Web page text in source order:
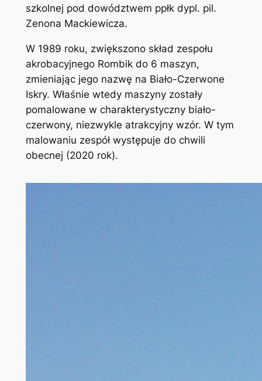
szkolnej pod dowództwem ppłk dypl. pil.
Zenona Mackiewicza.
W 1989 roku, zwiększono skład zespołu
akrobacyjnego Rombik do 6 maszyn,
zmieniając jego nazwę na Biało-Czerwone
Iskry. Właśnie wtedy maszyny zostały
pomalowane w charakterystyczny biało-
czerwony, niezwykle atrakcyjny wzór. W tym
malowaniu zespół występuje do chwili
obecnej (2020 rok).